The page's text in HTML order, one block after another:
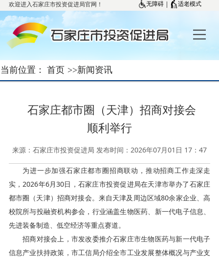
欢迎进入石家庄市投资促进局官网！ 无障碍| 适老模式
当前位置： 首页 >>新闻资讯
石家庄都市圈（天津）招商对接会
顺利举行
来源：石家庄市投资促进局 发布时间：2026年07月01日 17：47
为进一步加强石家庄都市圈招商联动，推动招商工作走深走
实，2026年6月30日，石家庄市投资促进局在天津市举办了石家庄
都市圈（天津）招商对接会。来自天津及周边区域80余家企业、高
校院所与投融资机构参会，行业涵盖生物医药、新一代电子信息、
先进装备制造、低空经济等重点赛道。
招商对接会上，市发改委推介石家庄市生物医药与新一代电子
信息产业扶持政策，市工信局介绍全市工业发展整体概况与产业支